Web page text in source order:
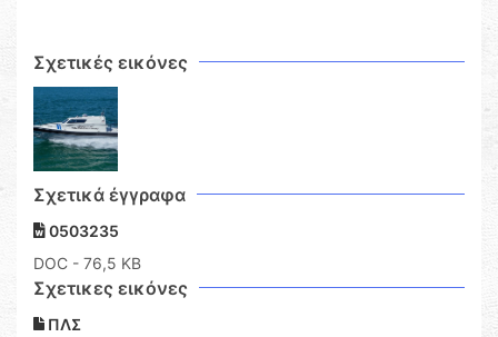
Σχετικές εικόνες
Σχετικά έγγραφα
0503235
DOC - 76,5 KB
Σχετικες εικόνες
ΠΛΣ